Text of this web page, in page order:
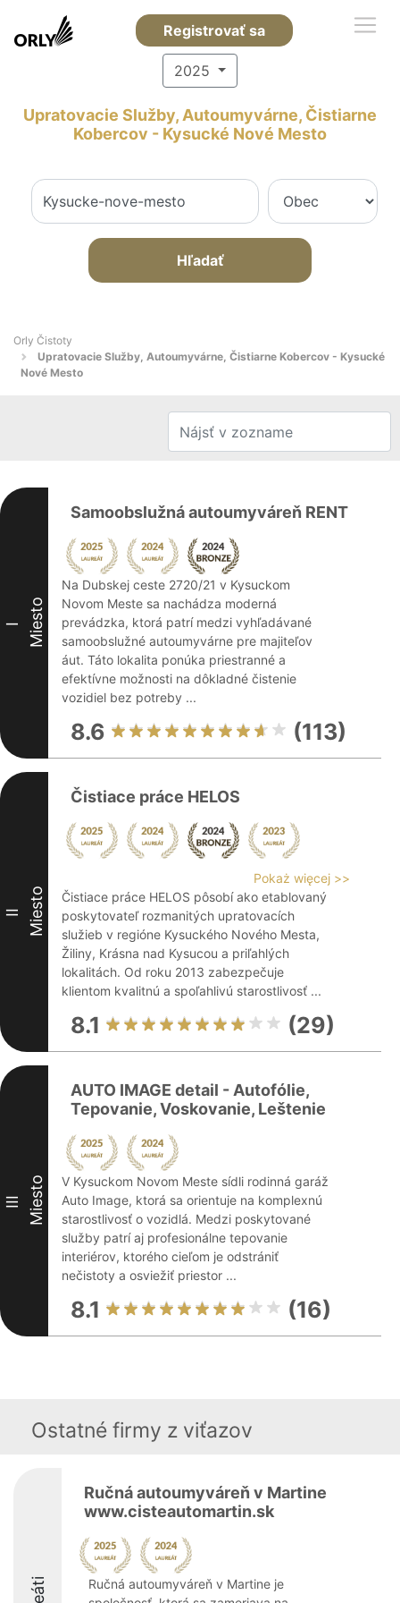
Registrovať sa
2025
Upratovacie Služby, Autoumyvárne, Čistiarne
Kobercov - Kysucké Nové Mesto
Hľadať
Orly Čistoty
Upratovacie Služby, Autoumyvárne, Čistiarne Kobercov - Kysucké
Nové Mesto
I Miesto
Samoobslužná autoumyváreň RENT
Na Dubskej ceste 2720/21 v Kysuckom
Novom Meste sa nachádza moderná
prevádzka, ktorá patrí medzi vyhľadávané
samoobslužné autoumyvárne pre majiteľov
áut. Táto lokalita ponúka priestranné a
efektívne možnosti na dôkladné čistenie
vozidiel bez potreby ...
8.6 (113)
II Miesto
Čistiace práce HELOS
Pokaż więcej >>
Čistiace práce HELOS pôsobí ako etablovaný
poskytovateľ rozmanitých upratovacích
služieb v regióne Kysuckého Nového Mesta,
Žiliny, Krásna nad Kysucou a priľahlých
lokalitách. Od roku 2013 zabezpečuje
klientom kvalitnú a spoľahlivú starostlivosť ...
8.1 (29)
III Miesto
AUTO IMAGE detail - Autofólie,
Tepovanie, Voskovanie, Leštenie
V Kysuckom Novom Meste sídli rodinná garáž
Auto Image, ktorá sa orientuje na komplexnú
starostlivosť o vozidlá. Medzi poskytované
služby patrí aj profesionálne tepovanie
interiérov, ktorého cieľom je odstrániť
nečistoty a osviežiť priestor ...
8.1 (16)
Ostatné firmy z viťazov
Ručná autoumyváreň v Martine
www.cisteautomartin.sk
Ručná autoumyváreň v Martine je